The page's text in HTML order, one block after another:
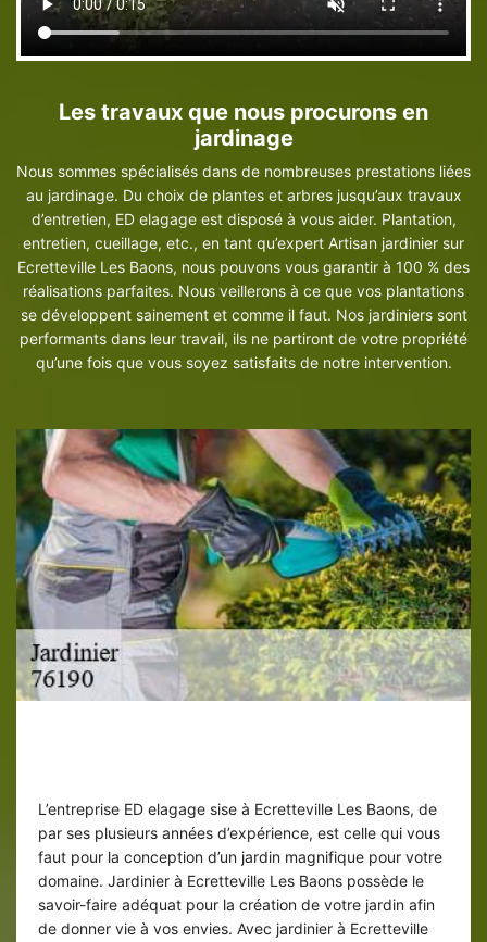
Les travaux que nous procurons en
jardinage
Nous sommes spécialisés dans de nombreuses prestations liées
au jardinage. Du choix de plantes et arbres jusqu’aux travaux
d’entretien, ED elagage est disposé à vous aider. Plantation,
entretien, cueillage, etc., en tant qu’expert Artisan jardinier sur
Ecretteville Les Baons, nous pouvons vous garantir à 100 % des
réalisations parfaites. Nous veillerons à ce que vos plantations
se développent sainement et comme il faut. Nos jardiniers sont
performants dans leur travail, ils ne partiront de votre propriété
qu’une fois que vous soyez satisfaits de notre intervention.
L’entreprise ED elagage sise à Ecretteville Les Baons, de
par ses plusieurs années d’expérience, est celle qui vous
faut pour la conception d’un jardin magnifique pour votre
domaine. Jardinier à Ecretteville Les Baons possède le
savoir-faire adéquat pour la création de votre jardin afin
de donner vie à vos envies. Avec jardinier à Ecretteville